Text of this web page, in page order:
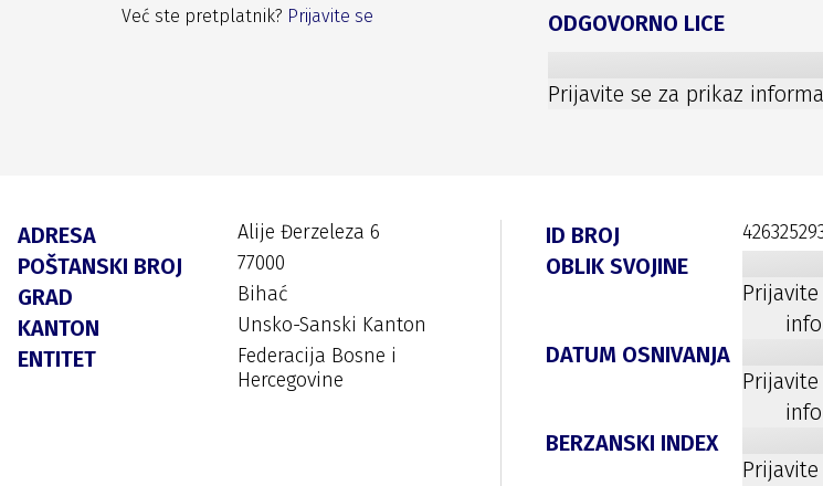
Već ste pretplatnik? Prijavite se ODGOVORNO LICE
Prijavite se za prikaz
ADRESA Alije Đerzeleza 6
POŠTANSKI BROJ 77000
GRAD Bihać
KANTON Unsko-Sanski Kanton
ENTITET
Federacija Bosne i
Hercegovine
ID BROJ
OBLIK SVOJINE
DATUM OSNIVANJA
BERZANSKI INDEX